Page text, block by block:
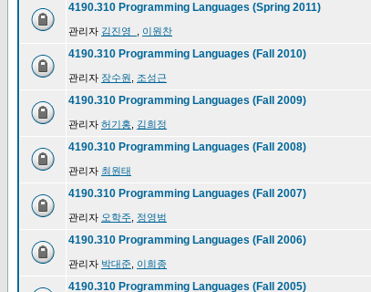
4190.310 Programming Languages (Spring 2011)
관리자 김진영_ 이원찬
4190.310 Programming Languages (Fall 2010)
관리자 장수원 조성근
4190.310 Programming Languages (Fall 2009)
관리자 허기홍 김희정
4190.310 Programming Languages (Fall 2008)
관리자 최원태
4190.310 Programming Languages (Fall 2007)
관리자 오학주 정영범
4190.310 Programming Languages (Fall 2006)
관리자 박대준 이희종
4190.310 Programming Languages (Fall 2005)